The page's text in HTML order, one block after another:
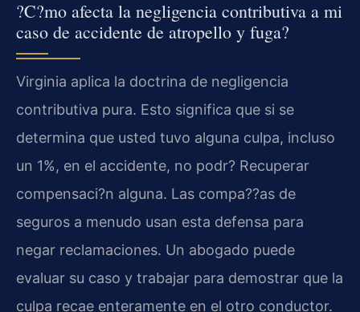
?C?mo afecta la negligencia contributiva a mi
caso de accidente de atropello y fuga?
Virginia aplica la doctrina de negligencia
contributiva pura. Esto significa que si se
determina que usted tuvo alguna culpa, incluso
un 1%, en el accidente, no podr? Recuperar
compensaci?n alguna. Las compa??as de
seguros a menudo usan esta defensa para
negar reclamaciones. Un abogado puede
evaluar su caso y trabajar para demostrar que la
culpa recae enteramente en el otro conductor.